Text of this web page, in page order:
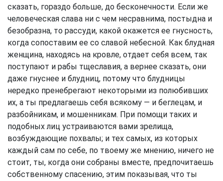
сказать, гораздо больше, до бесконечности. Если же
человеческая слава ни с чем несравнима, постыдна и
безобразна, то рассуди, какой окажется ее гнусность,
когда сопоставим ее со славой небесной. Как блудная
женщина, находясь на кровле, отдает себя всем, так
поступают и рабы тщеславия, а вернее сказать, они
даже гнуснее и блудниц, потому что блудницы
нередко пренебрегают некоторыми из полюбивших
их, а ты предлагаешь себя всякому — и беглецам, и
разбойникам, и мошенникам. При помощи таких и
подобных лиц устраиваются вами зрелища,
возбуждающие похвалы; и тех самых, из которых
каждый сам по себе, по твоему же мнению, ничего не
стоит, ты, когда они собраны вместе, предпочитаешь
собственному спасению, этим показывая, что ты